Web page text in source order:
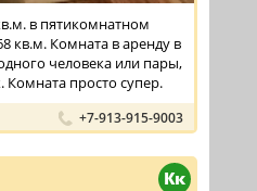
в пятикомнатном
кв.м. Комната в аренду в
человека или пары,
просто супер.
+7-913-915-9003
Кк